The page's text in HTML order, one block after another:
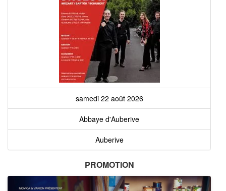
samedi 22 août 2026
Abbaye d'Auberive
Auberive
PROMOTION